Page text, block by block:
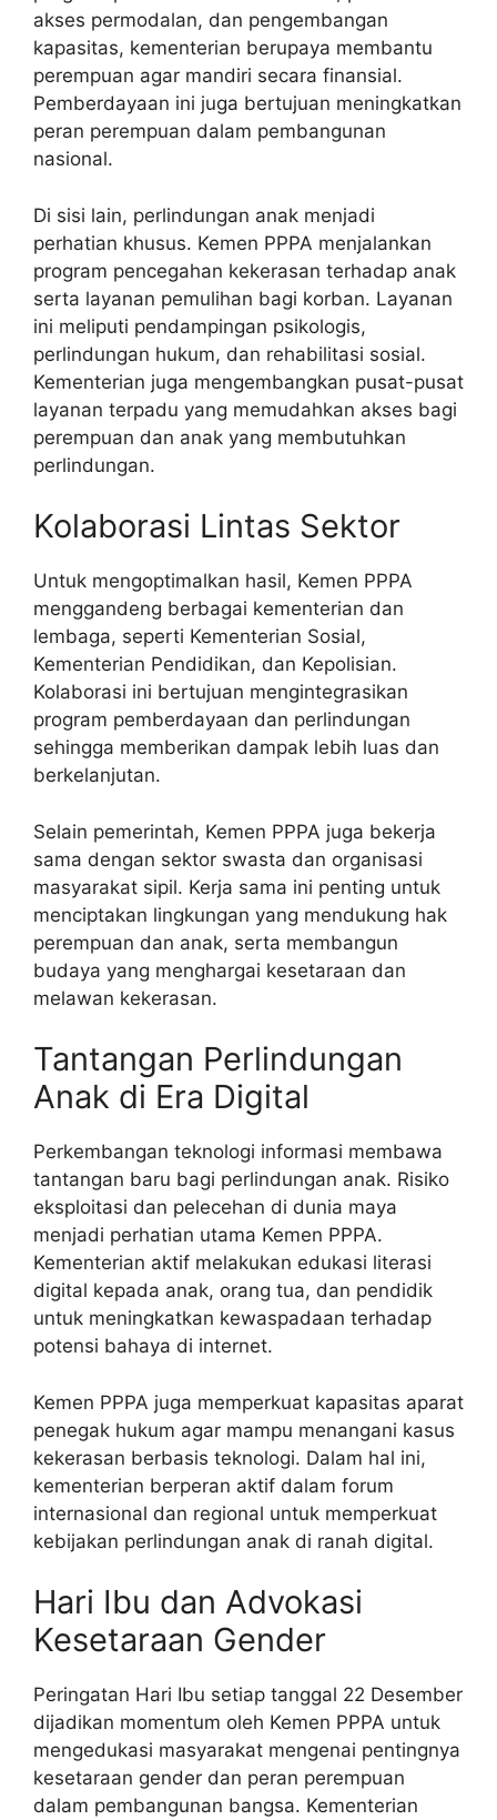
akses permodalan, dan pengembangan
kapasitas, kementerian berupaya membantu
perempuan agar mandiri secara finansial.
Pemberdayaan ini juga bertujuan meningkatkan
peran perempuan dalam pembangunan
nasional.
Di sisi lain, perlindungan anak menjadi
perhatian khusus. Kemen PPPA menjalankan
program pencegahan kekerasan terhadap anak
serta layanan pemulihan bagi korban. Layanan
ini meliputi pendampingan psikologis,
perlindungan hukum, dan rehabilitasi sosial.
Kementerian juga mengembangkan pusat-pusat
layanan terpadu yang memudahkan akses bagi
perempuan dan anak yang membutuhkan
perlindungan.
Kolaborasi Lintas Sektor
Untuk mengoptimalkan hasil, Kemen PPPA
menggandeng berbagai kementerian dan
lembaga, seperti Kementerian Sosial,
Kementerian Pendidikan, dan Kepolisian.
Kolaborasi ini bertujuan mengintegrasikan
program pemberdayaan dan perlindungan
sehingga memberikan dampak lebih luas dan
berkelanjutan.
Selain pemerintah, Kemen PPPA juga bekerja
sama dengan sektor swasta dan organisasi
masyarakat sipil. Kerja sama ini penting untuk
menciptakan lingkungan yang mendukung hak
perempuan dan anak, serta membangun
budaya yang menghargai kesetaraan dan
melawan kekerasan.
Tantangan Perlindungan
Anak di Era Digital
Perkembangan teknologi informasi membawa
tantangan baru bagi perlindungan anak. Risiko
eksploitasi dan pelecehan di dunia maya
menjadi perhatian utama Kemen PPPA.
Kementerian aktif melakukan edukasi literasi
digital kepada anak, orang tua, dan pendidik
untuk meningkatkan kewaspadaan terhadap
potensi bahaya di internet.
Kemen PPPA juga memperkuat kapasitas aparat
penegak hukum agar mampu menangani kasus
kekerasan berbasis teknologi. Dalam hal ini,
kementerian berperan aktif dalam forum
internasional dan regional untuk memperkuat
kebijakan perlindungan anak di ranah digital.
Hari Ibu dan Advokasi
Kesetaraan Gender
Peringatan Hari Ibu setiap tanggal 22 Desember
dijadikan momentum oleh Kemen PPPA untuk
mengedukasi masyarakat mengenai pentingnya
kesetaraan gender dan peran perempuan
dalam pembangunan bangsa. Kementerian